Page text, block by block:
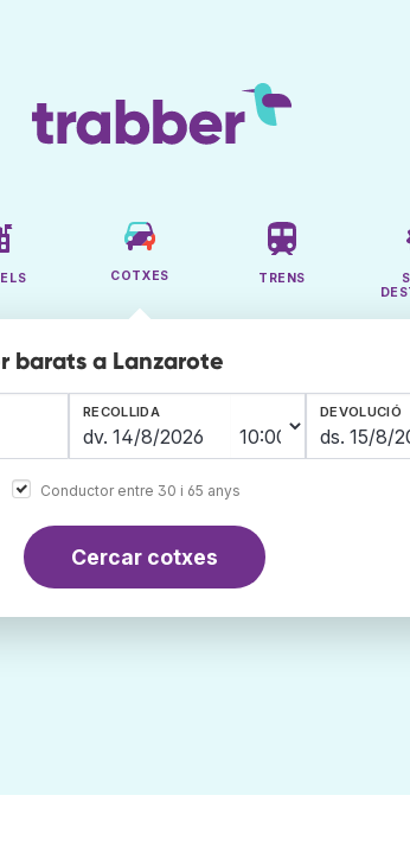
COTXES TRENS
barats a Lanzarote
RECOLLIDA DEVOLUCIÓ
Conductor entre 30 i 65 anys
Cercar cotxes